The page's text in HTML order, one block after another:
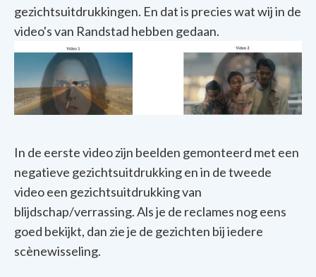
gezichtsuitdrukkingen. En dat is precies wat wij in de
video's van Randstad hebben gedaan.
In de eerste video zijn beelden gemonteerd met een
negatieve gezichtsuitdrukking en in de tweede
video een gezichtsuitdrukking van
blijdschap/verrassing. Als je de reclames nog eens
goed bekijkt, dan zie je de gezichten bij iedere
scènewisseling.